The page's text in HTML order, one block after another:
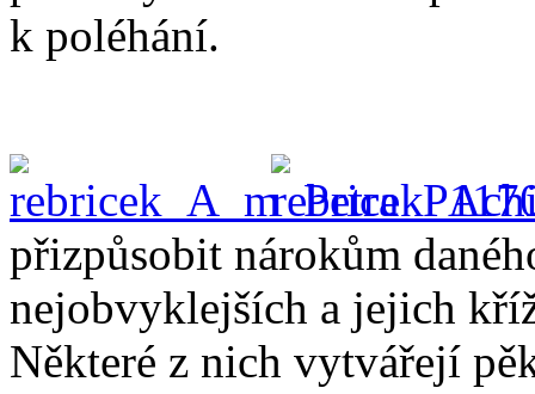
k poléhání.
přizpůsobit nárokům
nejobvyklejších a jejich
Některé z nich vytvářejí